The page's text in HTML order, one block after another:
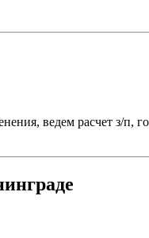
ведем расчет з/п,